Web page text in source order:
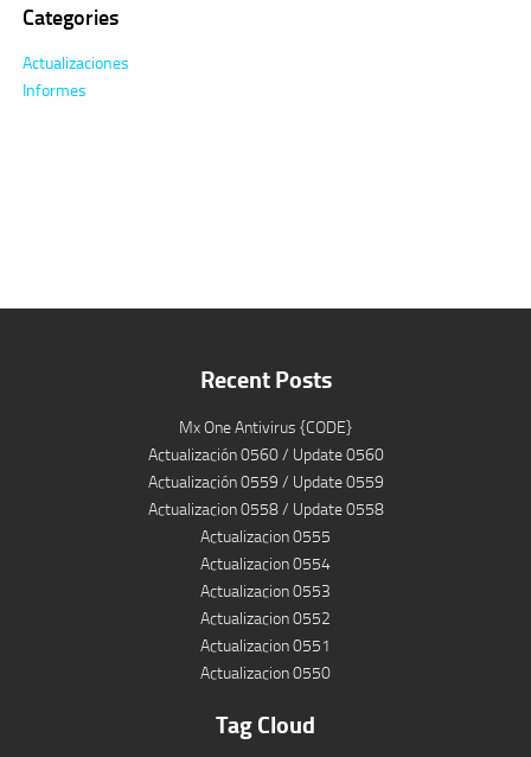
Categories
Actualizaciones
Informes
Recent Posts
Mx One Antivirus {CODE}
Actualización 0560 / Update 0560
Actualización 0559 / Update 0559
Actualizacion 0558 / Update 0558
Actualizacion 0555
Actualizacion 0554
Actualizacion 0553
Actualizacion 0552
Actualizacion 0551
Actualizacion 0550
Tag Cloud